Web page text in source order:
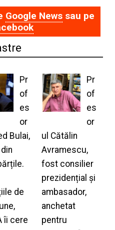
Google Newssau pe
Pr
of
es
or
Bulai,
de
îi cere
Pr
of
es
or
ul Cătălin
Avramescu,
fost consilier
prezidențial și
ambasador,
anchetat
pentru